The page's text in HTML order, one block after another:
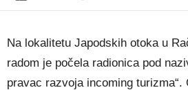
Na lokalitetu Japodskih otoka u
radom je počela radionica pod
pravac razvoja incoming turizma“.